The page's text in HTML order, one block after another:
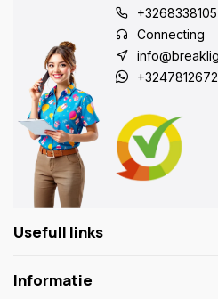
+3268338105
Connecting
Usefull links
Informatie